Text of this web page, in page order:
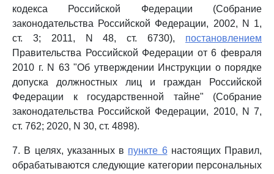
кодекса Российской Федерации (Собрание
законодательства Российской Федерации, 2002, N 1,
ст. 3; 2011, N 48, ст. 6730), постановлением
Правительства Российской Федерации от 6 февраля
2010 г. N 63 "Об утверждении Инструкции о порядке
допуска должностных лиц и граждан Российской
Федерации к государственной тайне" (Собрание
законодательства Российской Федерации, 2010, N 7,
ст. 762; 2020, N 30, ст. 4898).
7. В целях, указанных в пункте 6настоящих Правил,
обрабатываются следующие категории персональных